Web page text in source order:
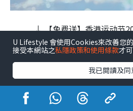
↓ 【免费送】香港运动节
↓ 设过百运动用品摊位 / 可现场
赛事🔥 ↓
U Lifestyle 會使用Cookies來改善您
接受本網站之私隱政策和使用條款才
我已閱讀及同